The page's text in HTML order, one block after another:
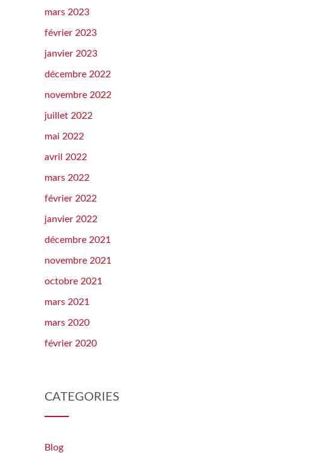
mars 2023
février 2023
janvier 2023
décembre 2022
novembre 2022
juillet 2022
mai 2022
avril 2022
mars 2022
février 2022
janvier 2022
décembre 2021
novembre 2021
octobre 2021
mars 2021
mars 2020
février 2020
CATEGORIES
Blog